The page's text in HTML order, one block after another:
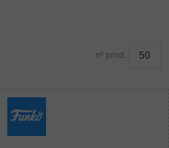
nº prod.